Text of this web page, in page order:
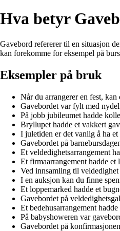
Hva betyr
Gavebord refererer til en situasjon
kan forekomme for eksempel på
Eksempler på bruk
Når du arrangerer en fest,
Gavebordet var fylt med
På jobb jubileumet hadde
Bryllupet hadde et vakkert
I juletiden er det vanlig å ha
Gavebordet på
Et veldedighetsarrangement
Et firmaarrangement hadde
Ved innsamling til
I en auksjon kan du finne
Et loppemarked hadde et
Gavebordet på
Et bedehusarrangement
På babyshoweren var
Gavebordet på